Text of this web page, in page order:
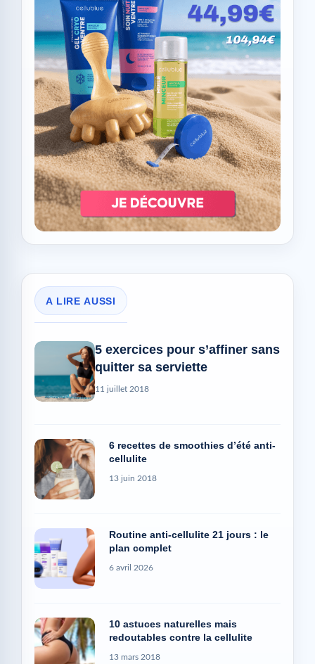
A LIRE AUSSI
5 exercices pour s’affiner sans
quitter sa serviette
11 juillet 2018
6 recettes de smoothies d’été anti-
cellulite
13 juin 2018
Routine anti-cellulite 21 jours : le
plan complet
6 avril 2026
10 astuces naturelles mais
redoutables contre la cellulite
13 mars 2018